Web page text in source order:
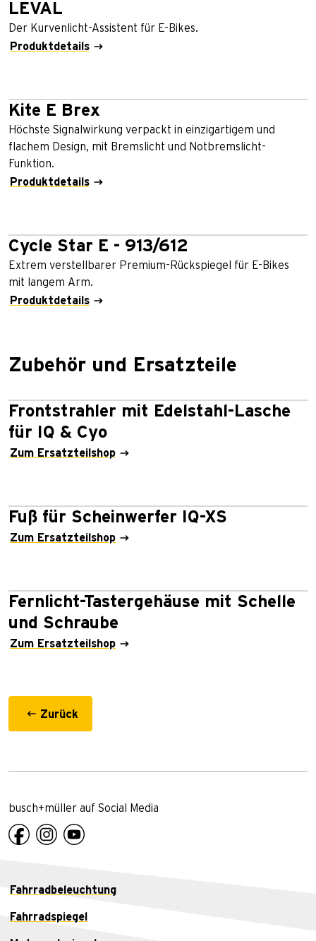
LEVAL
Der Kurvenlicht-Assistent für E-Bikes.
Produktdetails
Kite E Brex
Höchste Signalwirkung verpackt in einzigartigem und
flachem Design, mit Bremslicht und Notbremslicht-
Funktion.
Produktdetails
Cycle Star E - 913/612
Extrem verstellbarer Premium-Rückspiegel für E-Bikes
mit langem Arm.
Produktdetails
Zubehör und Ersatzteile
Frontstrahler mit Edelstahl-Lasche
für IQ & Cyo
Zum Ersatzteilshop
Fuß für Scheinwerfer IQ-XS
Zum Ersatzteilshop
Fernlicht-Tastergehäuse mit Schelle
und Schraube
Zum Ersatzteilshop
Zurück
busch+müller auf Social Media
Fahrradbeleuchtung
Fahrradspiegel